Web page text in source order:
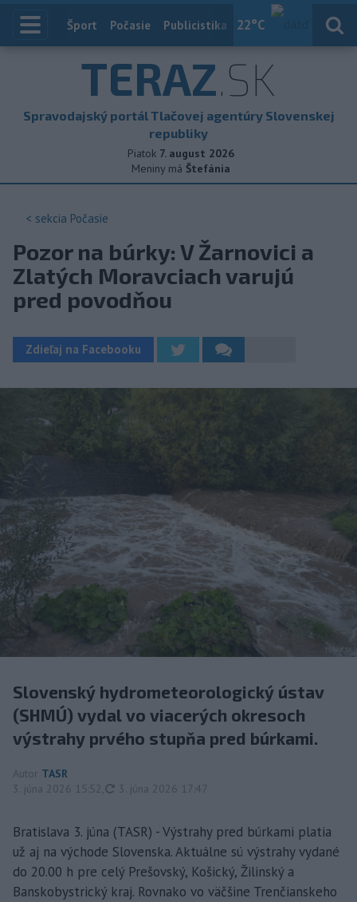
22°C
Index
Šport Počasie Publicistika Slovensko
TERAZ.SK
Spravodajský portál Tlačovej agentúry Slovenskej
republiky
Piatok 7. august 2026
Meniny má Štefánia
< sekcia Počasie
Pozor na búrky: V Žarnovici a
Zlatých Moravciach varujú
pred povodňou
Zdieľaj na Facebooku
Slovenský hydrometeorologický ústav
(SHMÚ) vydal vo viacerých okresoch
výstrahy prvého stupňa pred búrkami.
Autor TASR
3. júna 2026 15:52
aktualizované
3. júna 2026 17:47
Bratislava 3. júna (TASR) - Výstrahy pred búrkami platia
už aj na východe Slovenska. Aktuálne sú výstrahy vydané
do 20.00 h pre celý Prešovský, Košický, Žilinský a
Banskobystrický kraj. Rovnako vo väčšine Trenčianskeho